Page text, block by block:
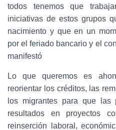
todos tenemos que
iniciativas de estos grupos
nacimiento y que en un
por el feriado bancario y el
manifestó
Lo que queremos es
reorientar los créditos, las
los migrantes para que las
resultados en proyectos
reinserción laboral,